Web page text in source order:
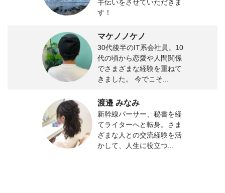
手伝いをさせていただきま
す！
マケノノケノ
30代後半のIT系会社員。10
代の頃から恋愛や人間関係
でさまざまな経験を重ねて
きました。 今でこそ...
渡邉 みなみ
新幹線パーサー、秘書を経
てライターへと転身。さま
ざまな人との交流経験を活
かして、人生に役立つ...